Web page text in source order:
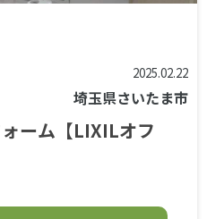
2025.02.22
埼玉県さいたま市
ーム【LIXILオフ